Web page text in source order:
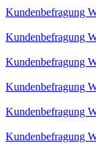
Kundenbefragung
Kundenbefragung
Kundenbefragung
Kundenbefragung
Kundenbefragung
Kundenbefragung